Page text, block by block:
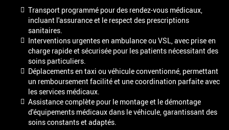
Transport programmé pour des rendez-vous médicaux,
incluant l'assurance et le respect des prescriptions
sanitaires.
Interventions urgentes en ambulance ou VSL, avec prise en
charge rapide et sécurisée pour les patients nécessitant des
soins particuliers.
Déplacements en taxi ou véhicule conventionné, permettant
un remboursement facilité et une coordination parfaite avec
les services médicaux.
Assistance complète pour le montage et le démontage
d'équipements médicaux dans le véhicule, garantissant des
soins constants et adaptés.